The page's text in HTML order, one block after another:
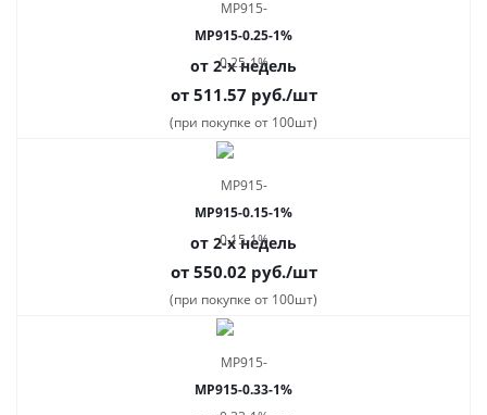
MP915-0.25-1%
от 2-х недель
от 511.57 руб./шт
(при покупке от 100шт)
MP915-0.15-1%
от 2-х недель
от 550.02 руб./шт
(при покупке от 100шт)
MP915-0.33-1%